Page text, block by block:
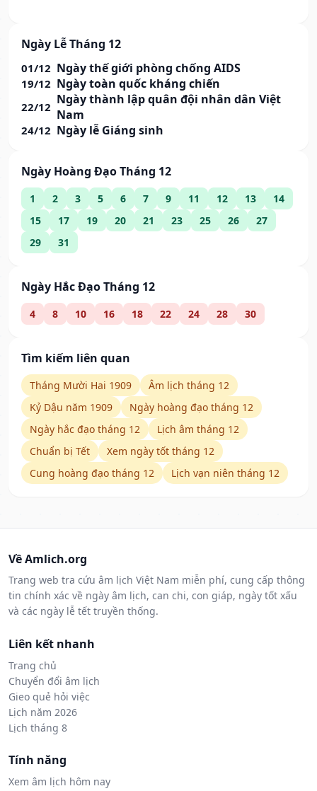
Ngày Lễ Tháng 12
01/12 Ngày thế giới phòng chống AIDS
19/12 Ngày toàn quốc kháng chiến
22/12 Ngày thành lập quân đội nhân dân Việt
Nam
24/12 Ngày lễ Giáng sinh
Ngày Hoàng Đạo Tháng 12
1 2 3 5 6 7 9 11 12 13
14
15
17 19 20 21 23 25 26
27
29
31
Ngày Hắc Đạo Tháng 12
4 8 10 16 18 22 24 28 30
Tìm kiếm liên quan
Tháng Mười Hai 1909
Âm lịch tháng 12
Kỷ Dậu năm 1909
Ngày hoàng đạo tháng 12
Ngày hắc đạo tháng 12
Lịch âm tháng 12
Chuẩn bị Tết
Xem ngày tốt tháng 12
Cung hoàng đạo tháng 12
Lịch vạn niên tháng 12
Về Amlich.org
Trang web tra cứu âm lịch Việt Nam miễn phí, cung cấp thông
tin chính xác về ngày âm lịch, can chi, con giáp, ngày tốt xấu
và các ngày lễ tết truyền thống.
Liên kết nhanh
Trang chủ
Chuyển đổi âm lịch
Gieo quẻ hỏi việc
Lịch năm 2026
Lịch tháng 8
Tính năng
Xem âm lịch hôm nay